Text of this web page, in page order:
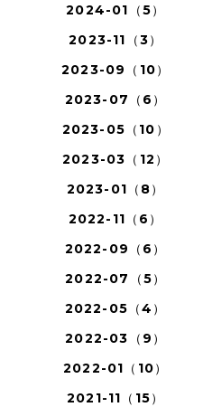
2024-01（5）
2023-11（3）
2023-09（10）
2023-07（6）
2023-05（10）
2023-03（12）
2023-01（8）
2022-11（6）
2022-09（6）
2022-07（5）
2022-05（4）
2022-03（9）
2022-01（10）
2021-11（15）